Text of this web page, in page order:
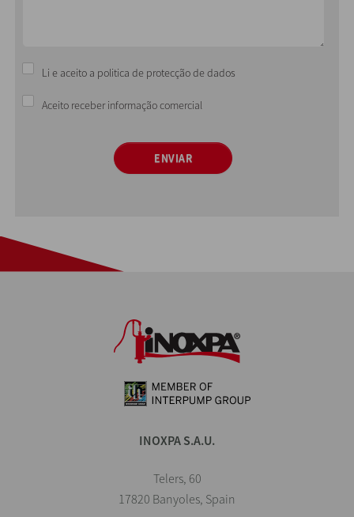
Li e aceito a politica de protecção de dados
Aceito receber informação comercial
ENVIAR
INOXPA S.A.U.
Telers, 60
17820 Banyoles, Spain